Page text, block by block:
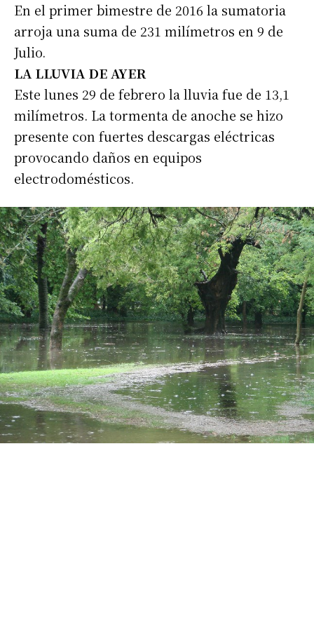
En el primer bimestre de 2016 la sumatoria
arroja una suma de 231 milímetros en 9 de
Julio.
LA LLUVIA DE AYER
Este lunes 29 de febrero la lluvia fue de 13,1
milímetros. La tormenta de anoche se hizo
presente con fuertes descargas eléctricas
provocando daños en equipos
electrodomésticos.